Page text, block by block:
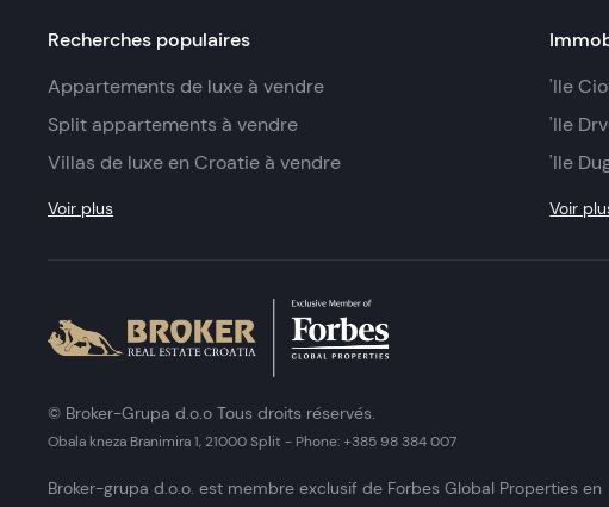
Recherches populaires
Appartements de luxe à vendre
Split appartements à vendre
Villas de luxe en Croatie à vendre
Voir plus
'Ile
'Ile
'Ile
Voir
© Broker-Grupa d.o.o Tous droits réservés.
Obala kneza Branimira 1, 21000 Split - Phone: +385 98 384 007
Broker-grupa d.o.o. est membre exclusif de Forbes Global Properties en